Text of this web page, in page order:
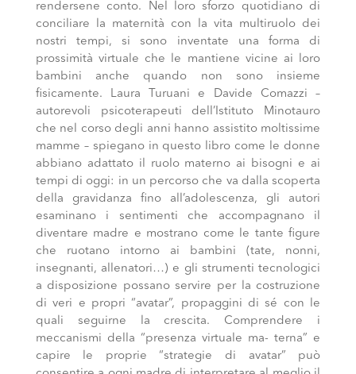
rendersene conto. Nel loro sforzo quotidiano di
conciliare la maternità con la vita multiruolo dei
nostri tempi, si sono inventate una forma di
prossimità virtuale che le mantiene vicine ai loro
bambini anche quando non sono insieme
fisicamente. Laura Turuani e Davide Comazzi –
autorevoli psicoterapeuti dell’Istituto Minotauro
che nel corso degli anni hanno assistito moltissime
mamme – spiegano in questo libro come le donne
abbiano adattato il ruolo materno ai bisogni e ai
tempi di oggi: in un percorso che va dalla scoperta
della gravidanza fino all’adolescenza, gli autori
esaminano i sentimenti che accompagnano il
diventare madre e mostrano come le tante figure
che ruotano intorno ai bambini (tate, nonni,
insegnanti, allenatori…) e gli strumenti tecnologici
a disposizione possano servire per la costruzione
di veri e propri “avatar”, propaggini di sé con le
quali seguirne la crescita. Comprendere i
meccanismi della “presenza virtuale ma- terna” e
capire le proprie “strategie di avatar” può